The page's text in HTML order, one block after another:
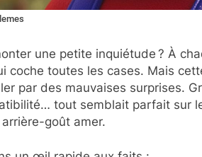
une petite inquiétude ? À
coche toutes les cases. Mais
par des mauvaises surprises.
tout semblait parfait sur
goût amer.